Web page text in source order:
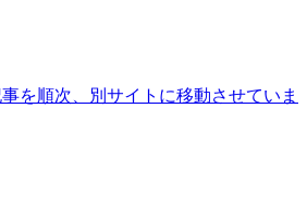
を順次、別サイトに移動させていま